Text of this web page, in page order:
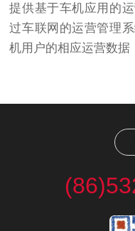
提供基于车机应用的
过车联网的运营管理
机用户的相应运营数据